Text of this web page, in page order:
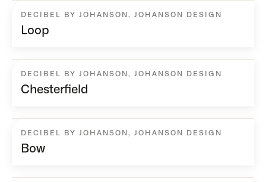
DECIBEL BY JOHANSON , JOHANSON DESIGN
Loop
DECIBEL BY JOHANSON , JOHANSON DESIGN
Chesterfield
DECIBEL BY JOHANSON , JOHANSON DESIGN
Bow